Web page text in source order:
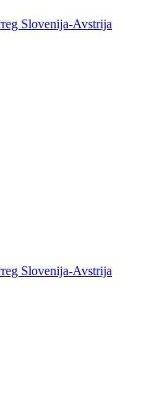
Slovenija-Avstrija
Slovenija-Avstrija